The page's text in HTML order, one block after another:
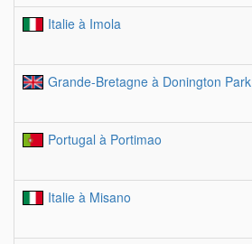
Italie à Imola
Grande-Bretagne à Donington Park
Portugal à Portimao
Italie à Misano